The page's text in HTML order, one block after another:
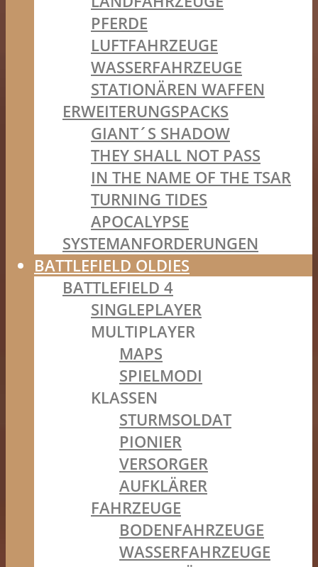
PFERDE
LUFTFAHRZEUGE
WASSERFAHRZEUGE
STATIONÄREN WAFFEN
ERWEITERUNGSPACKS
GIANT´S SHADOW
THEY SHALL NOT PASS
IN THE NAME OF THE TSAR
TURNING TIDES
APOCALYPSE
SYSTEMANFORDERUNGEN
BATTLEFIELD OLDIES
BATTLEFIELD 4
SINGLEPLAYER
MULTIPLAYER
MAPS
SPIELMODI
KLASSEN
STURMSOLDAT
PIONIER
VERSORGER
AUFKLÄRER
FAHRZEUGE
BODENFAHRZEUGE
WASSERFAHRZEUGE